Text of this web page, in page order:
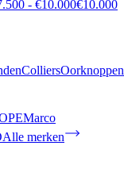
- €10.000€10.000
ColliersOorknoppen
Marco
Alle merken